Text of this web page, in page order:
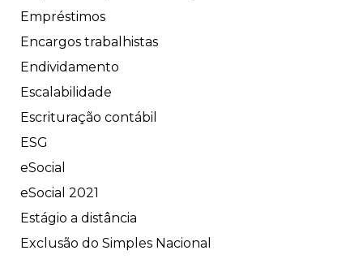
Empréstimos
Encargos trabalhistas
Endividamento
Escalabilidade
Escrituração contábil
ESG
eSocial
eSocial 2021
Estágio a distância
Exclusão do Simples Nacional